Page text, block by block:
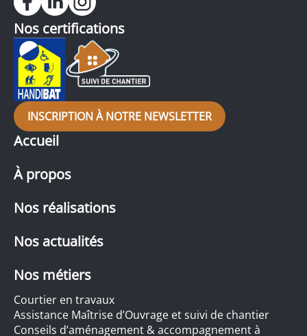
Accueil
À propos
Nos réalisations
Nos actualités
Nos métiers
Courtier en travaux
Assistance Maîtrise d’Ouvrage et suivi de chantier
Conseils d’aménagement & accompagnement à
Nos certifications
INSCRIPTION À NOTRE NEWSLETTER